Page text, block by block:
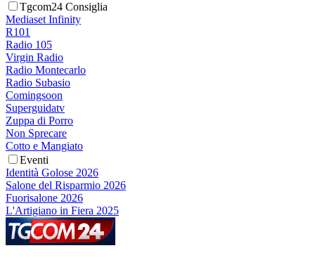
Tgcom24 Consiglia
Mediaset Infinity
R101
Radio 105
Virgin Radio
Radio Montecarlo
Radio Subasio
Comingsoon
Superguidatv
Zuppa di Porro
Non Sprecare
Cotto e Mangiato
Eventi
Identità Golose 2026
Salone del Risparmio 2026
Fuorisalone 2026
L'Artigiano in Fiera 2025